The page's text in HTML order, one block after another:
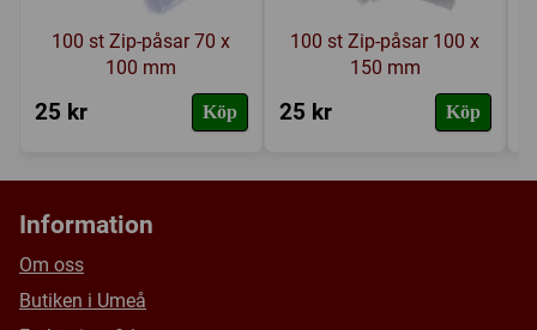
100 st Zip-påsar 70 x
100 mm
25 kr Köp
100 st Zip-påsar 100 x
150 mm
25 kr Köp
Information
Om oss
Butiken i Umeå